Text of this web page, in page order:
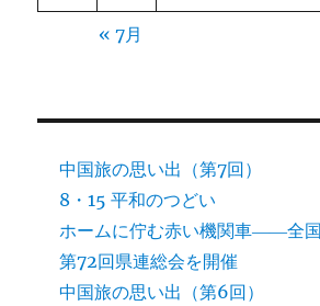
« 7月
中国旅の思い出（第7回）
8・15 平和のつどい
ホームに佇む赤い機関車――全
第72回県連総会を開催
中国旅の思い出（第6回）